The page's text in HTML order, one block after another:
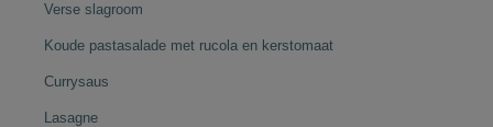
Verse slagroom
Koude pastasalade met rucola en kerstomaat
Currysaus
Lasagne